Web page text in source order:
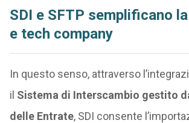
SDI e SFTP semplificano
e tech company
In questo senso, attraverso
il Sistema di Interscambio gestito
delle Entrate, SDI consente